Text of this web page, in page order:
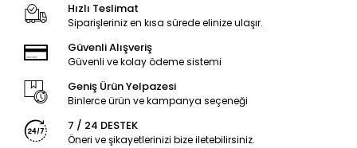
Hızlı Teslimat
Siparişleriniz en kısa sürede elinize ulaşır.
Güvenli Alışveriş
Güvenli ve kolay ödeme sistemi
Geniş Ürün Yelpazesi
Binlerce ürün ve kampanya seçeneği
7 / 24 DESTEK
Öneri ve şikayetlerinizi bize iletebilirsiniz.